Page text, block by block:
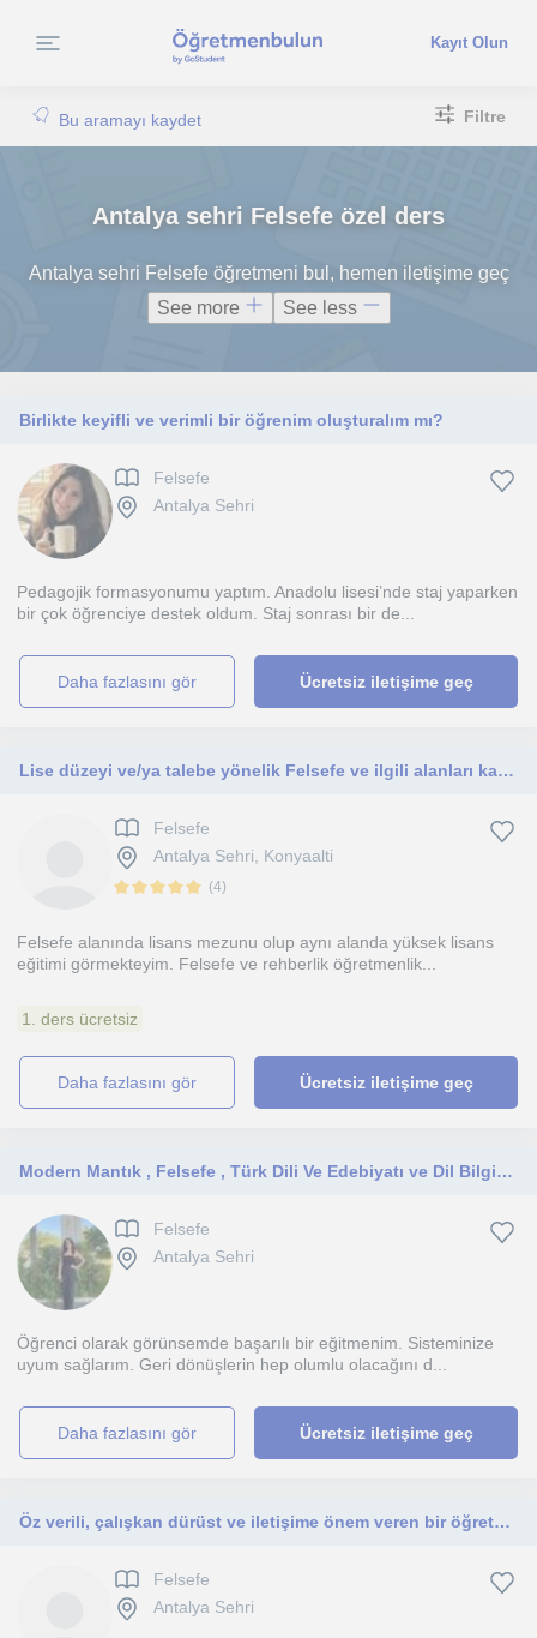
Kayıt Olun
Bu aramayı kaydet Filtre
Antalya sehri Felsefe özel ders
Antalya sehri Felsefe öğretmeni bul, hemen iletişime geç
See more
See less
Birlikte keyifli ve verimli bir öğrenim oluşturalım mı?
Felsefe
Antalya Sehri
Pedagojik formasyonumu yaptım. Anadolu lisesi’nde staj yaparken
bir çok öğrenciye destek oldum. Staj sonrası bir de...
daha fazlasını gör Ücretsiz iletişime geç
Lise düzeyi ve/ya talebe yönelik Felsefe ve ilgili alanları kapsayan dersler
Felsefe
Antalya Sehri, Konyaalti
(4)
Felsefe alanında lisans mezunu olup aynı alanda yüksek lisans
eğitimi görmekteyim. Felsefe ve rehberlik öğretmenlik...
1. ders ücretsiz
daha fazlasını gör Ücretsiz iletişime geç
Modern Mantık , Felsefe , Türk Dili Ve Edebiyatı ve Dil Bilgisi Dersi verebilirim.
Felsefe
Antalya Sehri
Öğrenci olarak görünsemde başarılı bir eğitmenim. Sisteminize
uyum sağlarım. Geri dönüşlerin hep olumlu olacağını d...
daha fazlasını gör Ücretsiz iletişime geç
Öz verili, çalışkan dürüst ve iletişime önem veren bir öğretmen. Lise ve üniversite öğrencileri
Felsefe
Antalya Sehri